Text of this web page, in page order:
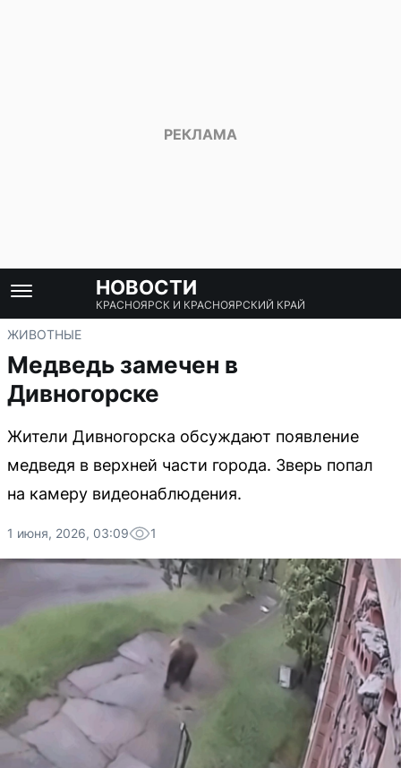
НОВОСТИ
КРАСНОЯРСК И КРАСНОЯРСКИЙ КРАЙ
ЖИВОТНЫЕ
Медведь замечен в
Дивногорске
Жители Дивногорска обсуждают появление
медведя в верхней части города. Зверь попал
на камеру видеонаблюдения.
1 июня, 2026, 03:09 1